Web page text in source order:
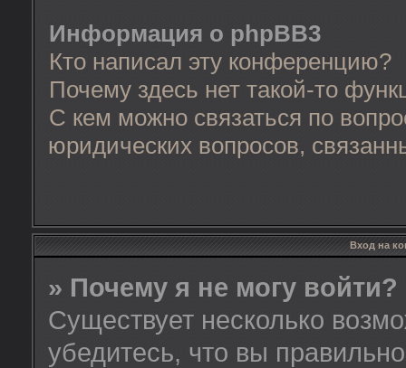
Информация о phpBB3
Кто написал эту конференцию?
Почему здесь нет такой-то
С кем можно связаться по
юридических вопросов,
Вход на
» Почему я не могу войти?
Существует несколько
убедитесь, что вы